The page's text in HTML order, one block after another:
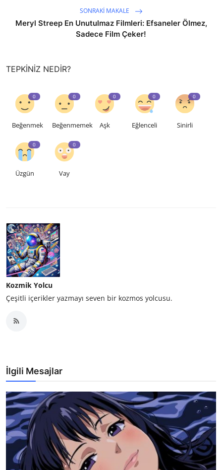
SONRAKI MAKALE
Meryl Streep En Unutulmaz Filmleri: Efsaneler Ölmez,
Sadece Film Çeker!
TEPKINIZ NEDIR?
0
Beğenmek
0
Beğenmemek
0
Aşk
0
Eğlenceli
0
Sinirli
0
Üzgün
0
Vay
Kozmik Yolcu
Çeşitli içerikler yazmayı seven bir kozmos yolcusu.
İlgili Mesajlar